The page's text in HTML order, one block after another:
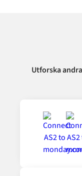
Utforska